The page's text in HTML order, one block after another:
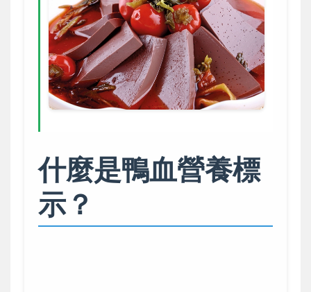
什麼是鴨血營養標
示？